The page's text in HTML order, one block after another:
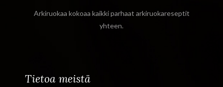
Arkiruokaa kokoaa kaikki parhaat arkiruokareseptit
yhteen.
Tietoa meistä